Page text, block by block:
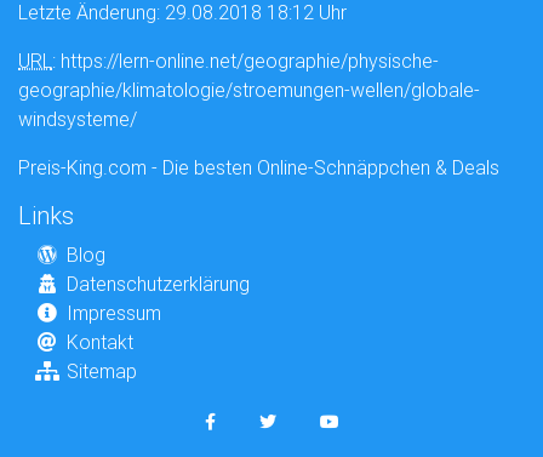
Letzte Änderung: 29.08.2018 18:12 Uhr
URL: https://lern-online.net/geographie/physische-
geographie/klimatologie/stroemungen-wellen/globale-
windsysteme/
Preis-King.com - Die besten Online-Schnäppchen & Deals
Links
Blog
Datenschutzerklärung
Impressum
Kontakt
Sitemap